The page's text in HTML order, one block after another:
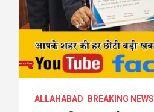
ALLAHABAD BREAKING NEWS